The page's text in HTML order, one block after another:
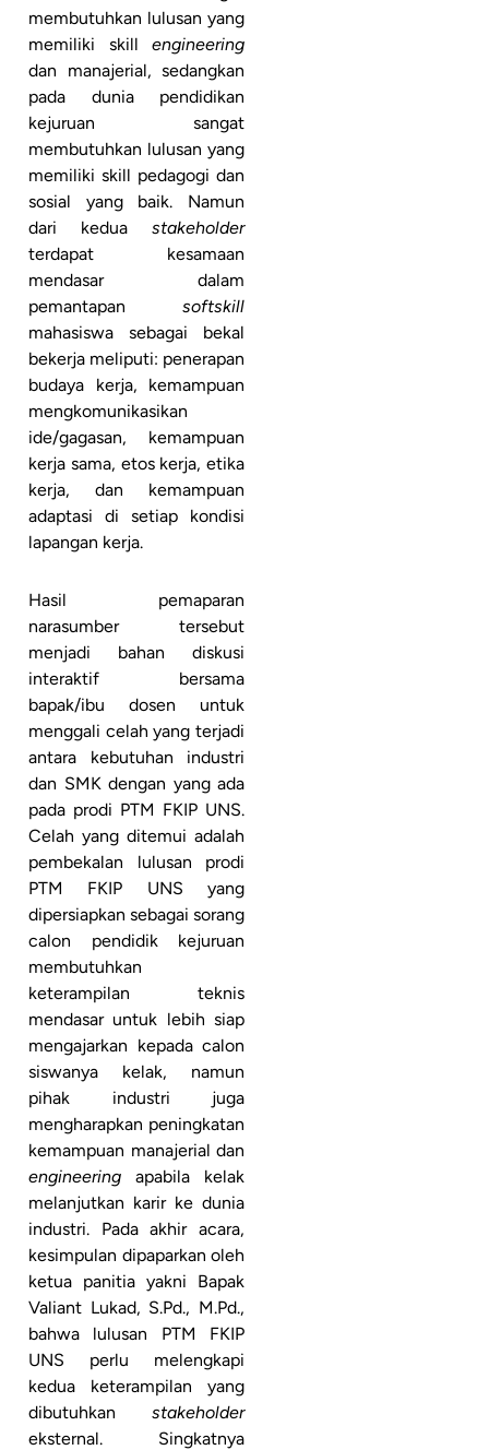
membutuhkan lulusan yang
memiliki skill engineering
dan manajerial, sedangkan
pada dunia pendidikan
kejuruan sangat
membutuhkan lulusan yang
memiliki skill pedagogi dan
sosial yang baik. Namun
dari kedua stakeholder
terdapat kesamaan
mendasar dalam
pemantapan softskill
mahasiswa sebagai bekal
bekerja meliputi: penerapan
budaya kerja, kemampuan
mengkomunikasikan
ide/gagasan, kemampuan
kerja sama, etos kerja, etika
kerja, dan kemampuan
adaptasi di setiap kondisi
lapangan kerja.
Hasil pemaparan
narasumber tersebut
menjadi bahan diskusi
interaktif bersama
bapak/ibu dosen untuk
menggali celah yang terjadi
antara kebutuhan industri
dan SMK dengan yang ada
pada prodi PTM FKIP UNS.
Celah yang ditemui adalah
pembekalan lulusan prodi
PTM FKIP UNS yang
dipersiapkan sebagai sorang
calon pendidik kejuruan
membutuhkan
keterampilan teknis
mendasar untuk lebih siap
mengajarkan kepada calon
siswanya kelak, namun
pihak industri juga
mengharapkan peningkatan
kemampuan manajerial dan
engineering apabila kelak
melanjutkan karir ke dunia
industri. Pada akhir acara,
kesimpulan dipaparkan oleh
ketua panitia yakni Bapak
Valiant Lukad, S.Pd., M.Pd.,
bahwa lulusan PTM FKIP
UNS perlu melengkapi
kedua keterampilan yang
dibutuhkan stakeholder
eksternal. Singkatnya